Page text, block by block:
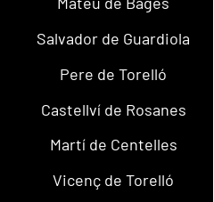
Salvador de Guardiola
Pere de Torelló
Castellví de Rosanes
Martí de Centelles
Vicenç de Torelló